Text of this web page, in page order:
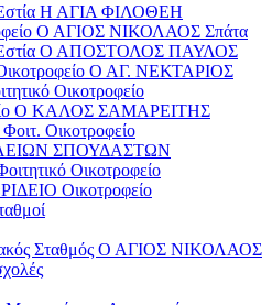
Η ΑΓΙΑ ΦΙΛΟΘΕΗ
Ο ΑΓΙΟΣ ΝΙΚΟΛΑΟΣ Σπάτα
Εστία Ο ΑΠΟΣΤΟΛΟΣ ΠΑΥΛΟΣ
Οικοτροφείο Ο ΑΓ. ΝΕΚΤΑΡΙΟΣ
Οικοτροφείο
Ο ΚΑΛΟΣ ΣΑΜΑΡΕΙΤΗΣ
Οικοτροφείο
ΣΠΟΥΔΑΣΤΩΝ
Οικοτροφείο
Οικοτροφείο
Σταθμός Ο ΑΓΙΟΣ ΝΙΚΟΛΑΟΣ